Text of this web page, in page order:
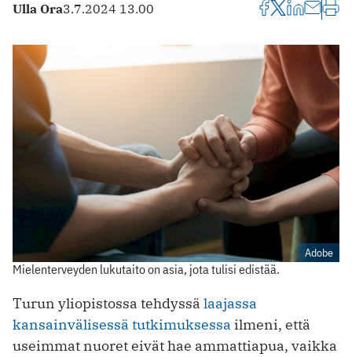
Ulla Ora3.7.2024 13.00
Adobe
Mielenterveyden lukutaito on asia, jota tulisi edistää.
Turun yliopistossa tehdyssä laajassa
kansainvälisessä tutkimuksessa ilmeni, että
useimmat nuoret eivät hae ammattiapua, vaikka